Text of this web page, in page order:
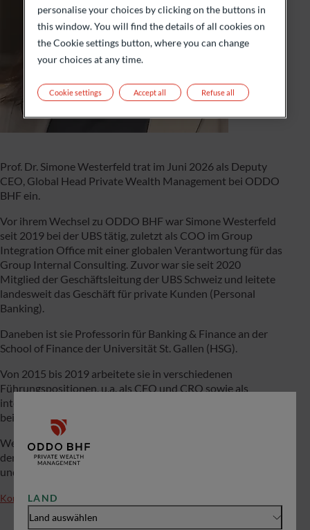
LAND
Land auswählen
Prof. Dr. Simone Westerfeld trat im Juni 2026 als Deputy
CEO, Global Head Private Wealth Management bei ODDO
BHF ein.
Vor ihrem Wechsel zu ODDO BHF war Simone Westerfeld
seit 2019 bei der UBS tätig, zuletzt als COO im Group
Integration Office mit einer globalen Verantwortung für das
Group Internal Consulting. Zuvor war sie seit 2020
Mitglied der Geschäftsleitung der UBS Schweiz und leitete
landesweit das Geschäft für private Kunden (Personal
Banking).
Daneben ist sie Professorin für Banking & Finance an der
School of Finance der Universität St. Gallen (HSG).
Von 2015 bis 2019 arbeitete sie in verschiedenen
Führungspositionen, u.a. als CFO und CRO sowie als
interimistische CEO und Vorsitzende der Konzernleitung
bei der Basler Kantonalbank.
Westerfeld startete ihre Karriere nach einer Banklehre bei
der Deutschen Bank und einem BWL-Studium in St. Gallen
und Stockholm im Jahr 2000 bei der UBS in Zürich.
Kontakt
personalise your choices by clicking on the buttons in
this window. You will find the details of all cookies on
the Cookie settings button, where you can change
your choices at any time.
Cookie settings Refuse all
Accept all